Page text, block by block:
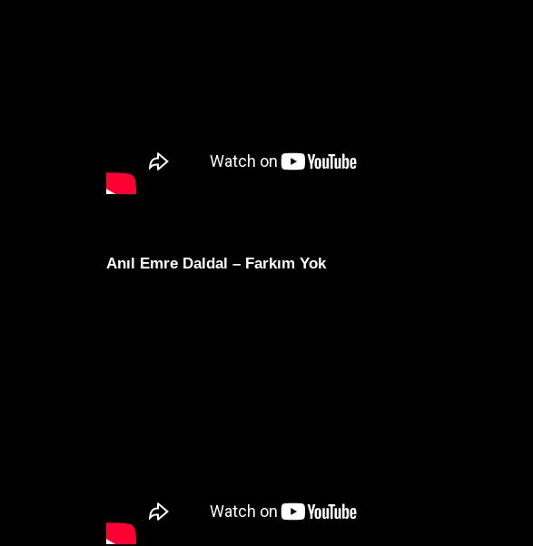
Anıl Emre Daldal – Farkım Yok